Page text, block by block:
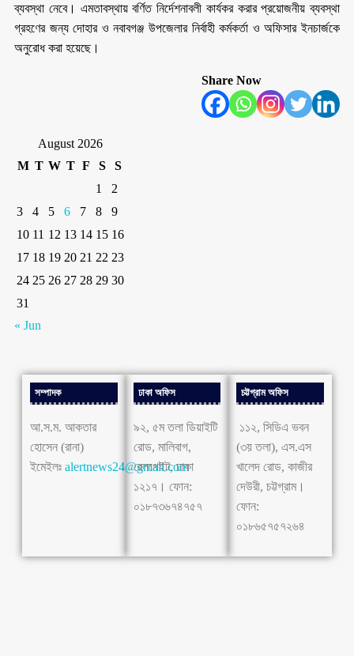
ব্যবস্থা নেবে। এমতাবস্থায় বর্ণিত নির্দেশনাবলী কার্যকর করার প্রয়োজনীয় ব্যবস্থা
গ্রহণের জন্য দোহার ও নবাবগঞ্জ উপজেলার নির্বাহী কর্মকর্তা ও অফিসার ইনচার্জকে
অনুরোধ করা হয়েছে।
Share Now
August 2026
M T W T F S
S
1
2
3
4 5 6 7 8
9
10 11 12 13 14 15 16
17 18 19 20 21 22 23
24 25 26 27 28 29 30
31
« Jun
সম্পাদক
আ.স.ম. আকতার
হোসেন (রানা)
ইমেইলঃ alertnews24@gmail.com
ঢাকা অফিস
৯২, ৫ম তলা ডিয়াইটি
রোড, মালিবাগ,
রেলগেইট, ঢাকা
১২১৭। ফোন:
০১৮৭৩৬৭৪৭৫৭
চট্টগ্রাম অফিস
১১২, সিডিএ ভবন
(৩য় তলা), এস.এস
খালেদ রোড, কাজীর
দেউরী, চট্টগ্রাম।
ফোন:
০১৮৬৫৭৫৭২৬৪